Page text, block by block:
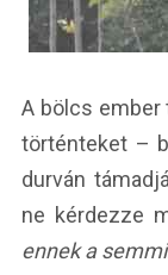
A bölcs ember
történteket –
durván
ne kérdezze
ennek a